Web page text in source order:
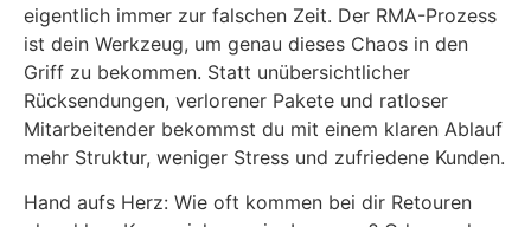
eigentlich immer zur falschen Zeit. Der RMA-Prozess
ist dein Werkzeug, um genau dieses Chaos in den
Griff zu bekommen. Statt unübersichtlicher
Rücksendungen, verlorener Pakete und ratloser
Mitarbeitender bekommst du mit einem klaren Ablauf
mehr Struktur, weniger Stress und zufriedene Kunden.
Hand aufs Herz: Wie oft kommen bei dir Retouren